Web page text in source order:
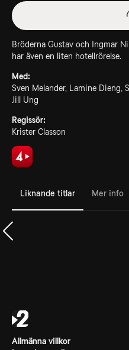
Bröderna Gustav och Ingmar
har även en liten hotellrörelse.
Med:
Sven Melander, Lamine Dieng,
Jill Ung
Regissör:
Krister Classon
Liknande titlar Mer info
Allmänna villkor